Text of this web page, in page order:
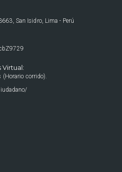
San Isidro, Lima - Perú
Virtual:
(Horario corrido).